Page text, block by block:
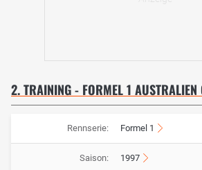
2. TRAINING - FORMEL 1 AUSTRALIEN
Rennserie: Formel 1
Saison: 1997